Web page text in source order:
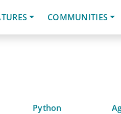
COMMUNITIES
Python